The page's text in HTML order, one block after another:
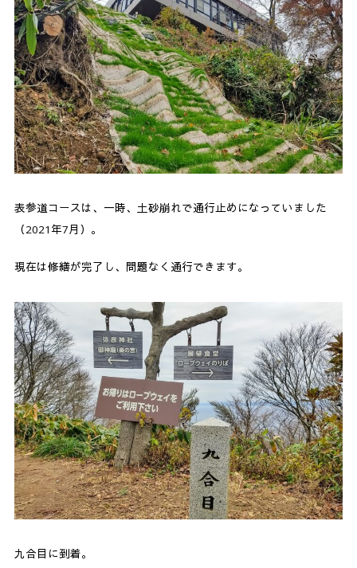
表参道コースは、一時、土砂崩れで通行止めになっていました
（2021年7月）。
現在は修繕が完了し、問題なく通行できます。
九合目に到着。